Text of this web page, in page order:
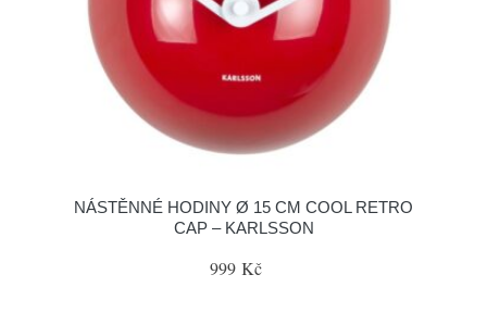
NÁSTĚNNÉ HODINY Ø 15 CM COOL RETRO
CAP – KARLSSON
999 Kč